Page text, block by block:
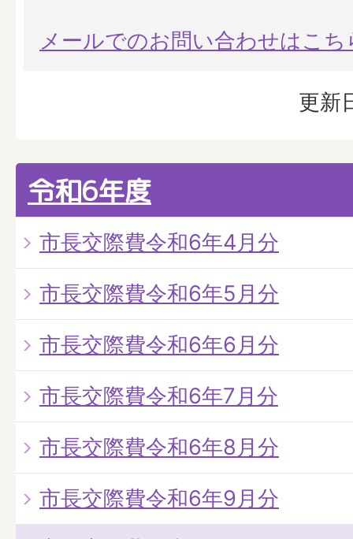
メールでのお問い合わせはこち
更新
令和6年度
市長交際費令和6年4月分
市長交際費令和6年5月分
市長交際費令和6年6月分
市長交際費令和6年7月分
市長交際費令和6年8月分
市長交際費令和6年9月分